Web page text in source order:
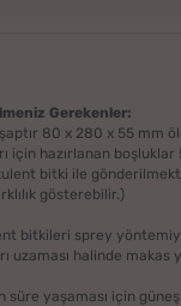
Gerekenler:
80 x 280 x 55 mm
için hazırlanan
bitki ile
gösterebilir.)
bitkileri sprey
uzaması halinde makas
süre yaşaması için